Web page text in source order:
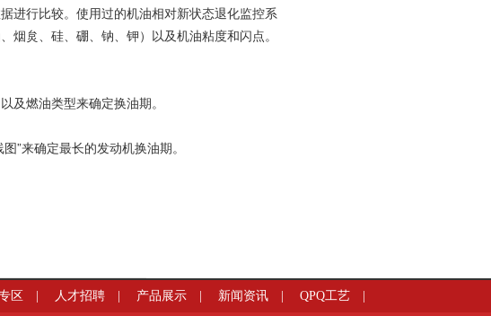
进行比较。使用过的机油相对新状态退化监控系
炱、硅、硼、钠、钾）以及机油粘度和闪点。
及燃油类型来确定换油期。
”来确定最长的发动机换油期。
区 人才招聘| 产品展示| 新闻资讯| QPQ工艺|